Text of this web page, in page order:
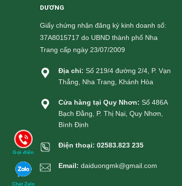
DƯƠNG
Giấy chứng nhận đăng ký kinh doanh số:
37A8015717 do UBND thành phố Nha
Trang cấp ngày 23/07/2009
Địa chỉ: Số 219/4 đường 2/4, P. Vạn
Thắng, Nha Trang, Khánh Hòa
Cửa hàng tại Quy Nhơn: Số 486A
Bạch Đằng, P. Thị Nại, Quy Nhơn,
Bình Định
Điện thoại: 02583.823 235
Email: daiduongmk@gmail.com
Gọi điện
Chat Zalo